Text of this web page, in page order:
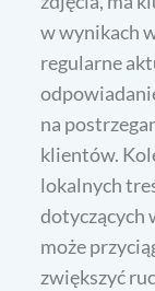
w wynikach
regularne
na
klientów.
lokalnych
dotyczących
może
zwiększyć